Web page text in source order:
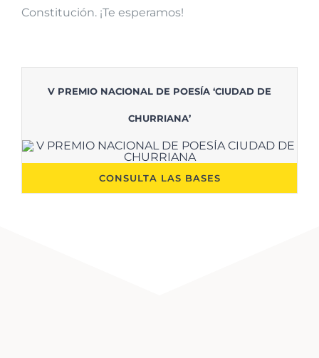
Constitución. ¡Te esperamos!
V PREMIO NACIONAL DE POESÍA ‘CIUDAD DE
CHURRIANA’
CONSULTA LAS BASES